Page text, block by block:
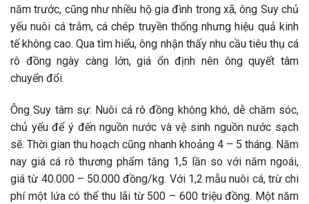
năm trước, cũng như nhiều hộ gia đình trong xã, ông Suy chủ
yếu nuôi cá trắm, cá chép truyền thống nhưng hiệu quả kinh
tế không cao. Qua tìm hiểu, ông nhận thấy nhu cầu tiêu thụ cá
rô đồng ngày càng lớn, giá ổn định nên ông quyết tâm
chuyển đổi.
Ông Suy tâm sự: Nuôi cá rô đồng không khó, dễ chăm sóc,
chủ yếu để ý đến nguồn nước và vệ sinh nguồn nước sạch
sẽ. Thời gian thu hoạch cũng nhanh khoảng 4 – 5 tháng. Năm
nay giá cá rô thương phẩm tăng 1,5 lần so với năm ngoái,
giá từ 40.000 – 50.000 đồng/kg. Với 1,2 mẫu nuôi cá, trừ chi
phí một lứa có thể thu lãi từ 500 – 600 triệu đồng. Một năm